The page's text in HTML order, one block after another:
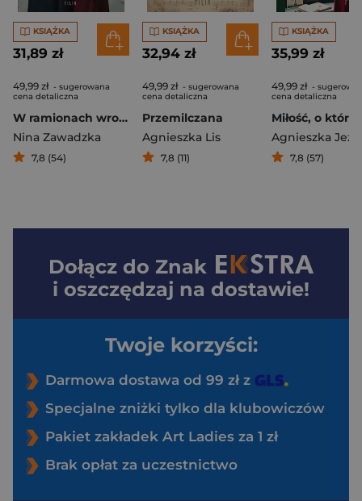
KSIĄŻKA
31,89 zł
49,99 zł - sugerowana
cena detaliczna
W ramionach wroga
Nina Zawadzka
7,8 (54)
KSIĄŻKA
32,94 zł
49,99 zł - sugerowana
cena detaliczna
Przemilczana
Agnieszka Lis
7,8 (11)
KSIĄŻKA
35,99 zł
49,99 zł -
cena detaliczna
Agnieszka Jeż
7,8 (57)
Dołącz do Znak
i oszczędzaj na dostawie!
Twoje korzyści:
Darmowa dostawa od 99 zł z
Specjalne zniżki tylko dla klubowiczów
Pakiet zakładek Art Ladies za 1 zł
Brak opłat za uczestnictwo